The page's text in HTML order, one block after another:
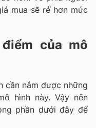
mua sẽ rẻ hơn mức
của mô
cần nắm được những
hình này. Vậy nên
phần dưới đây để